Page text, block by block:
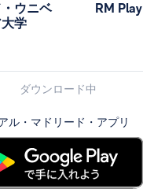
ウニベ
学
RM Play
ダウンロード中
ル・マドリード・アプリ